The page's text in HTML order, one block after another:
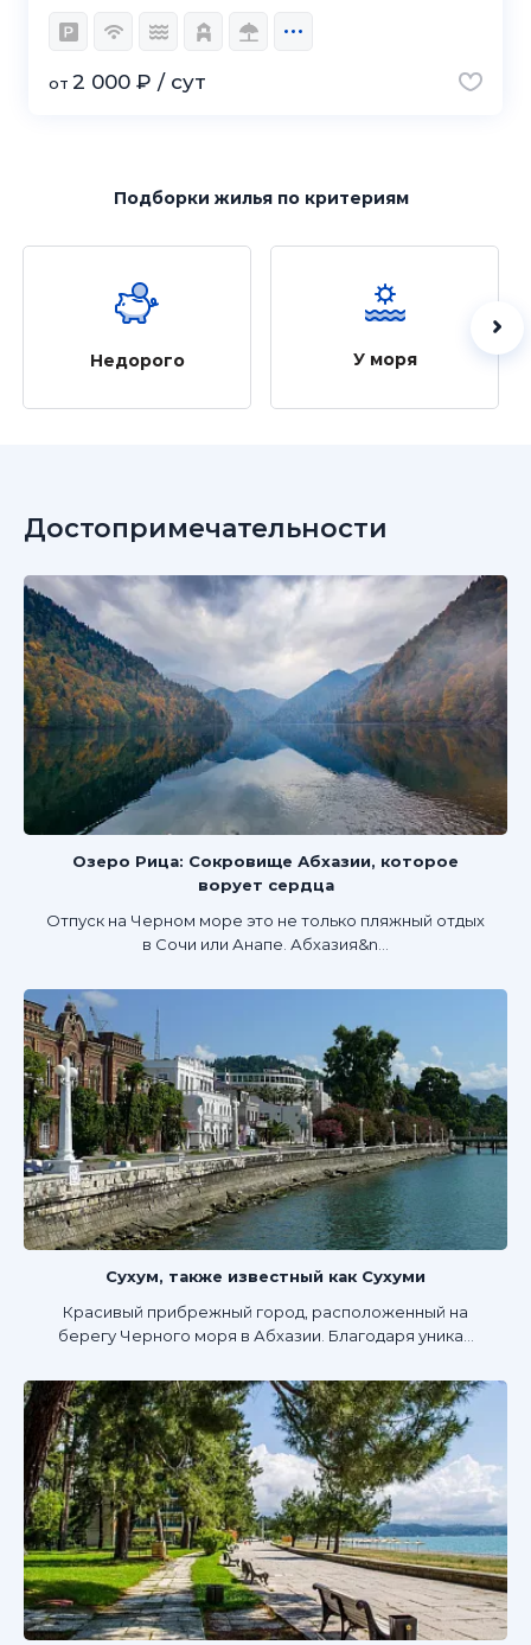
от 2 000 ₽ / сут
Подборки жильяпо критериям
Недорого У моря
Достопримечательности
Озеро Рица: Сокровище Абхазии, которое
ворует сердца
Отпуск на Черном море это не только пляжный отдых
в Сочи или Анапе. Абхазия&n...
Сухум, также известный как Сухуми
Красивый прибрежный город, расположенный на
берегу Черного моря в Абхазии. Благодаря уника...